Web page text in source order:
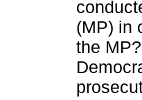
(MP) in
the